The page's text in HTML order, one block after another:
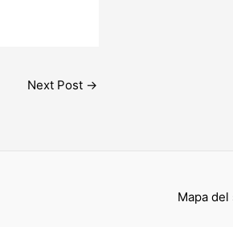
Next Post →
Mapa del